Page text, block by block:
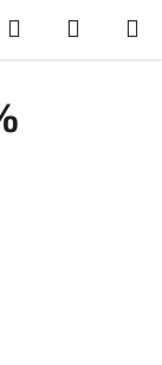
Hledat
KOŠÍK